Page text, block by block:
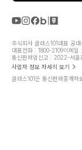
주식회사 클래스101대표 공대
대표전화 : 1800-2109이메일
통신판매업신고 : 2022-서
사업자 정보 자세히 보기
클래스101은 통신판매중개